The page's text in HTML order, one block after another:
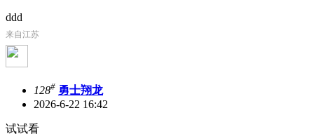
ddd
来自江苏
128# 勇士翔龙
2026-6-22 16:42
试试看